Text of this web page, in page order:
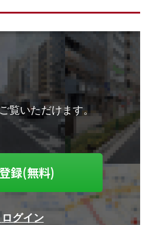
覧いただけます。
録(無料)
ログイン